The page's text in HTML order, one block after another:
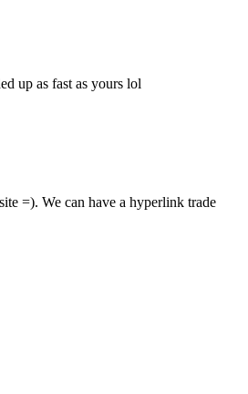
up as fast as yours lol
=). We can have a hyperlink trade